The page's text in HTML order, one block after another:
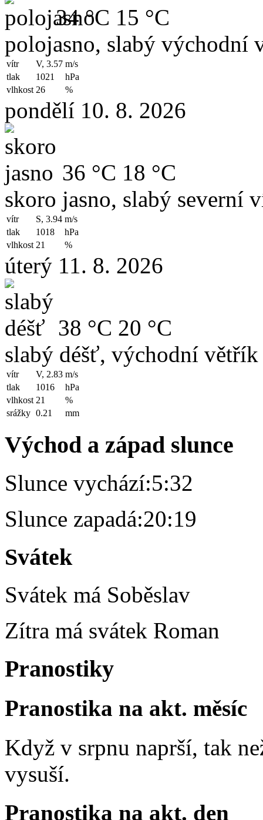
34 °C 15 °C
polojasno, slabý východní
vítr V, 3.57 m/s
tlak
1021
hPa
vlhkost 26 %
pondělí 10. 8. 2026
36 °C 18 °C
skoro jasno, slabý severní
vítr S, 3.94 m/s
tlak
1018
hPa
vlhkost 21 %
úterý 11. 8. 2026
38 °C 20 °C
slabý déšť, východní větřík
vítr V, 2.83 m/s
tlak
1016
hPa
vlhkost 21
%
srážky 0.21 mm
Východ a západ slunce
Slunce vychází:5:32
Slunce zapadá:20:19
Svátek
Svátek má Soběslav
Zítra má svátek Roman
Pranostiky
Pranostika na akt. měsíc
Když v srpnu naprší, tak
vysuší.
Pranostika na akt. den